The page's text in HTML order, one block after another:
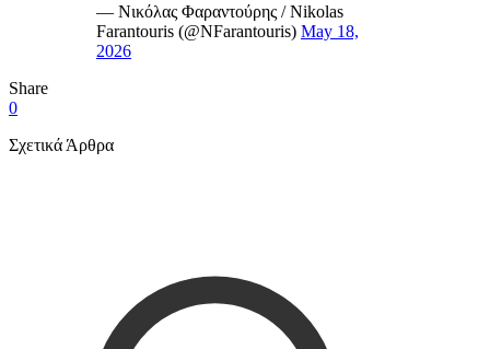
— Νικόλας Φαραντούρης / Nikolas
Farantouris (@NFarantouris) May 18,
2026
Share
0
Σχετικά Άρθρα